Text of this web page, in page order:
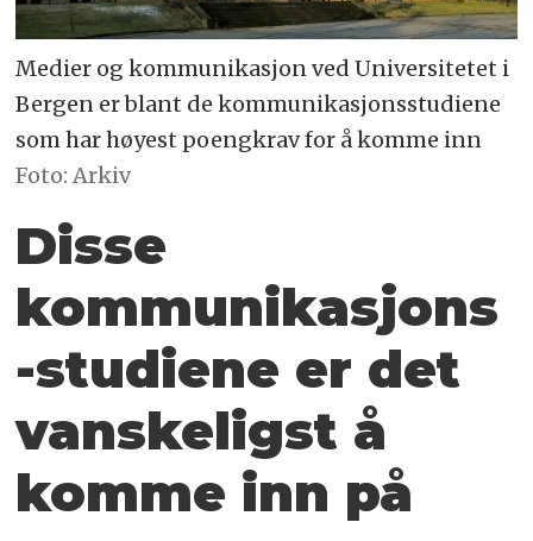
Medier og kommunikasjon ved Universitetet i
Bergen er blant de kommunikasjonsstudiene
som har høyest poengkrav for å komme inn
Foto: Arkiv
Disse
kommunikasjons
-studiene er det
vanskeligst å
komme inn på